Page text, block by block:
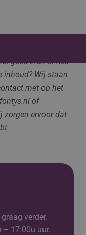
een
goed zien of heb
inhoud? Wij staan
met op het
of
zorgen ervoor dat
verder.
– 17:00u uur.